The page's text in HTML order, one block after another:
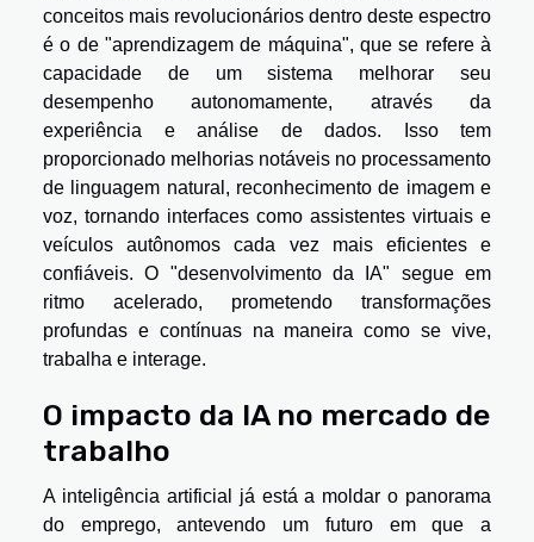
conceitos mais revolucionários dentro deste espectro
é o de "aprendizagem de máquina", que se refere à
capacidade de um sistema melhorar seu
desempenho autonomamente, através da
experiência e análise de dados. Isso tem
proporcionado melhorias notáveis no processamento
de linguagem natural, reconhecimento de imagem e
voz, tornando interfaces como assistentes virtuais e
veículos autônomos cada vez mais eficientes e
confiáveis. O "desenvolvimento da IA" segue em
ritmo acelerado, prometendo transformações
profundas e contínuas na maneira como se vive,
trabalha e interage.
O impacto da IA no mercado de
trabalho
A inteligência artificial já está a moldar o panorama
do emprego, antevendo um futuro em que a